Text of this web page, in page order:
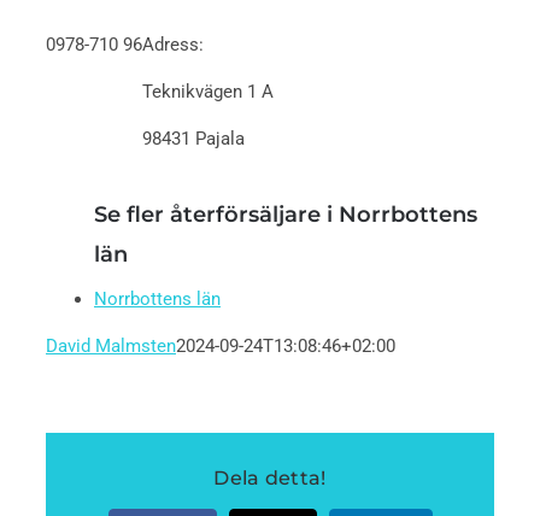
0978-710 96Adress:
Teknikvägen 1 A
98431 Pajala
Se fler återförsäljare i Norrbottens
län
Norrbottens län
David Malmsten2024-09-24T13:08:46+02:00
Dela detta!